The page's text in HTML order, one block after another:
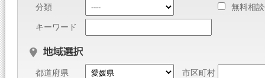
分類 無料相
キーワード
都道府県 市区町村